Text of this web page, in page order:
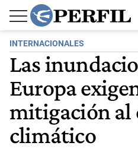
INTERNACIONALES
Las
Europa
mitigación al
climático